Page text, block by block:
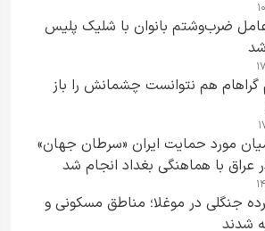
ضرب‌وشتم بانوان با شلیک پلیس
گراهام هم نتوانست چشمانش را باز
مورد حمایت ایران «سرطان جهان»
با هماهنگی بغداد انجام شد
جنگلی در موغلا؛ مناطق مسکونی و
شدند